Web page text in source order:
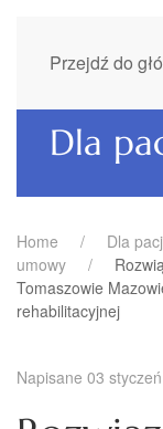
Przejdź do
Dla
Home Dla
umowy
Tomaszowie
rehabilitacyjnej
Napisane 03